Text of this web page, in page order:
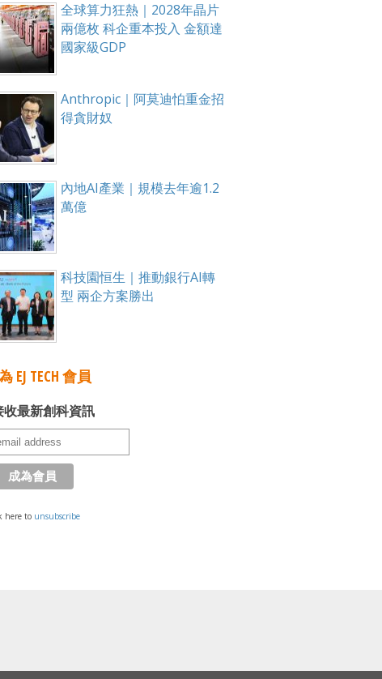
全球算力狂熱｜2028年晶片
兩億枚 科企重本投入 金額達
國家級GDP
Anthropic｜阿莫迪怕重金招
得貪財奴
內地AI產業｜規模去年逾1.2
萬億
科技園恒生｜推動銀行AI轉
型 兩企方案勝出
EJ TECH 會員
收最新創科資訊
here to unsubscribe